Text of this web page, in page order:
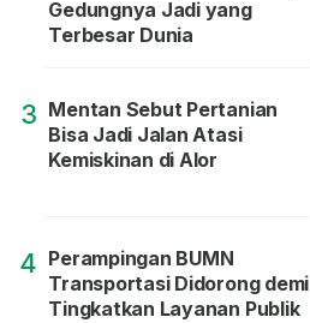
Gedungnya Jadi yang
Terbesar Dunia
3 Mentan Sebut Pertanian
Bisa Jadi Jalan Atasi
Kemiskinan di Alor
4 Perampingan BUMN
Transportasi Didorong demi
Tingkatkan Layanan Publik